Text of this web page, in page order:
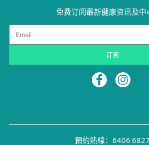
免费订阅最新健康资讯及中
Email
订阅
預約熱線：6406 6827